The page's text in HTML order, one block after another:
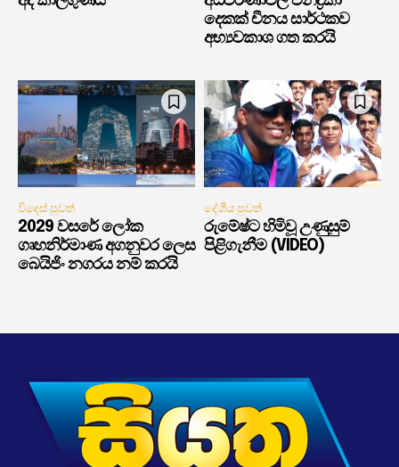
දෙකක් චීනය සාර්ථකව
අභ්‍යවකාශ ගත කරයි
විදෙස් පුවත්
2029 වසරේ ලෝක
ගෘහනිර්මාණ අගනුවර ලෙස
බෙයිජිං නගරය නම් කරයි
දේශීය පුවත්
රුමේෂ්ට හිමිවූ උණුසුම්
පිළිගැනීම (VIDEO)